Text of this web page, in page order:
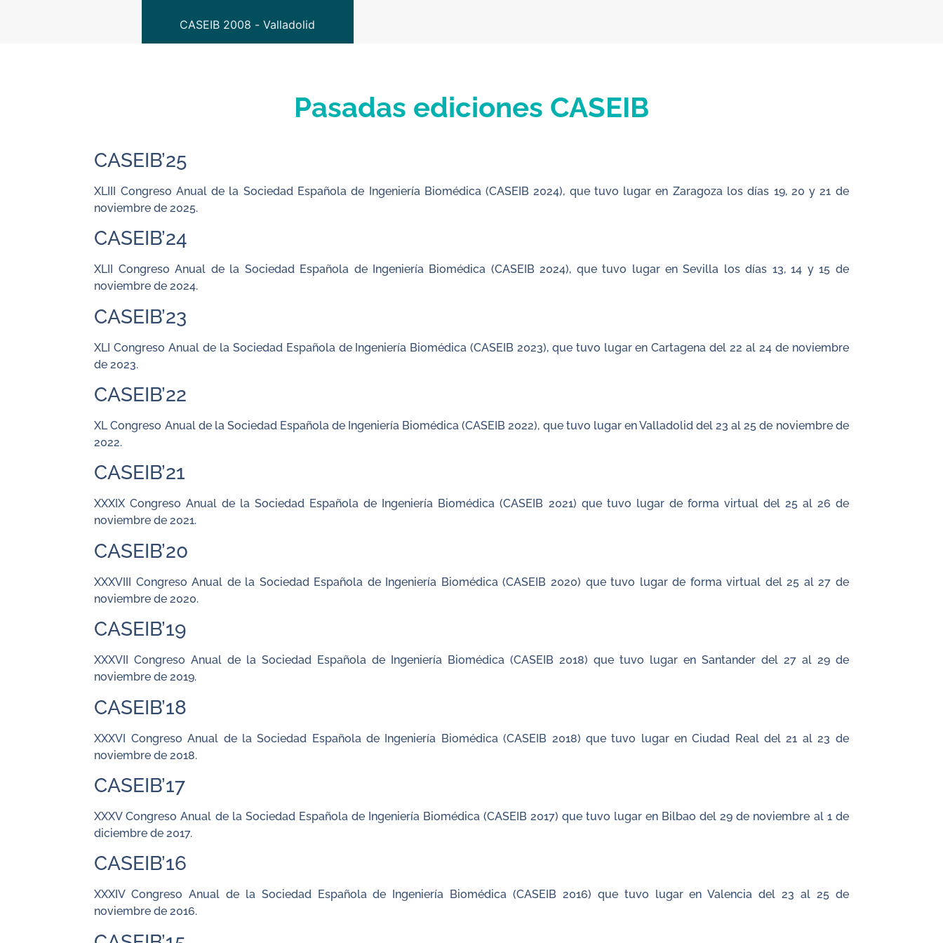
CASEIB 2008 - Valladolid
Pasadas ediciones CASEIB
CASEIB’25
XLIII Congreso Anual de la Sociedad Española de Ingeniería Biomédica (CASEIB 2024), que tuvo lugar en Zaragoza los días 19, 20 y 21 de
noviembre de 2025.
CASEIB’24
XLII Congreso Anual de la Sociedad Española de Ingeniería Biomédica (CASEIB 2024), que tuvo lugar en Sevilla los días 13, 14 y 15 de
noviembre de 2024.
CASEIB’23
XLI Congreso Anual de la Sociedad Española de Ingeniería Biomédica (CASEIB 2023), que tuvo lugar en Cartagena del 22 al 24 de noviembre
de 2023.
CASEIB’22
XL Congreso Anual de la Sociedad Española de Ingeniería Biomédica (CASEIB 2022), que tuvo lugar en Valladolid del 23 al 25 de noviembre de
2022.
CASEIB’21
XXXIX Congreso Anual de la Sociedad Española de Ingeniería Biomédica (CASEIB 2021) que tuvo lugar de forma virtual del 25 al 26 de
noviembre de 2021.
CASEIB’20
XXXVIII Congreso Anual de la Sociedad Española de Ingeniería Biomédica (CASEIB 2020) que tuvo lugar de forma virtual del 25 al 27 de
noviembre de 2020.
CASEIB’19
XXXVII Congreso Anual de la Sociedad Española de Ingeniería Biomédica (CASEIB 2018) que tuvo lugar en Santander del 27 al 29 de
noviembre de 2019.
CASEIB’18
XXXVI Congreso Anual de la Sociedad Española de Ingeniería Biomédica (CASEIB 2018) que tuvo lugar en Ciudad Real del 21 al 23 de
noviembre de 2018.
CASEIB’17
XXXV Congreso Anual de la Sociedad Española de Ingeniería Biomédica (CASEIB 2017) que tuvo lugar en Bilbao del 29 de noviembre al 1 de
diciembre de 2017.
CASEIB’16
XXXIV Congreso Anual de la Sociedad Española de Ingeniería Biomédica (CASEIB 2016) que tuvo lugar en Valencia del 23 al 25 de
noviembre de 2016.